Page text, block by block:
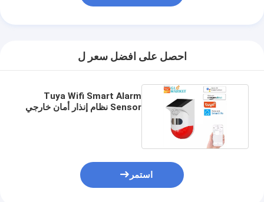
احصل على افضل سعر ل
Tuya Wifi Smart Alarm
Sensor نظام إنذار أمان خارجي
استمر